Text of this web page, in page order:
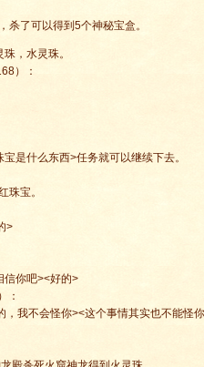
了可以得到5个神秘宝盒。
，水灵珠。
）：
是什么东西>任务就可以继续下去。
珠宝。
>
信你吧><好的>
：
我不会怪你><这个事情其实也不能怪